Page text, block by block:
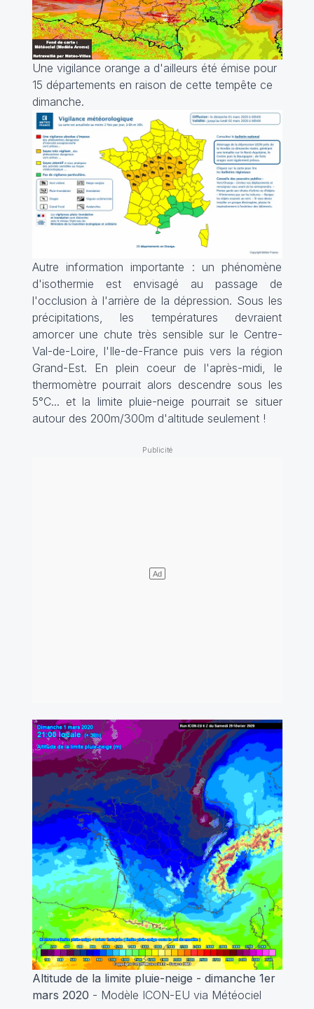
Une vigilance orange a d'ailleurs été émise pour
15 départements en raison de cette tempête ce
dimanche.
Autre information importante : un phénomène
d'isothermie est envisagé au passage de
l'occlusion à l'arrière de la dépression. Sous les
précipitations, les températures devraient
amorcer une chute très sensible sur le Centre-
Val-de-Loire, l'Ile-de-France puis vers la région
Grand-Est. En plein coeur de l'après-midi, le
thermomètre pourrait alors descendre sous les
5°C... et la limite pluie-neige pourrait se situer
autour des 200m/300m d'altitude seulement !
Altitude de la limite pluie-neige - dimanche 1er
mars 2020 - Modèle ICON-EU via Météociel